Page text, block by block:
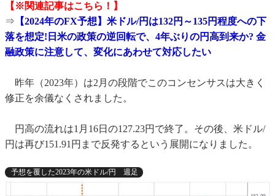
【※関連記事はこちら！】
⇒ 【2024年のFX予想】米ドル/円は132円～135円程度への下
落を想定!日米の政策の逆回転で、4年ぶりの円高到来か? 金
融政策に注意して、変化にあわせて対応したい
昨年（2023年）は2月の段階でこのコンセンサスは大きく
修正を余儀なくされました。
円高の流れは1月16日の127.23円で終了。その後、米ドル/
円は再び151.91円まで反発するという展開になりました。
予想を覆した2023年の米ドル/円 週足